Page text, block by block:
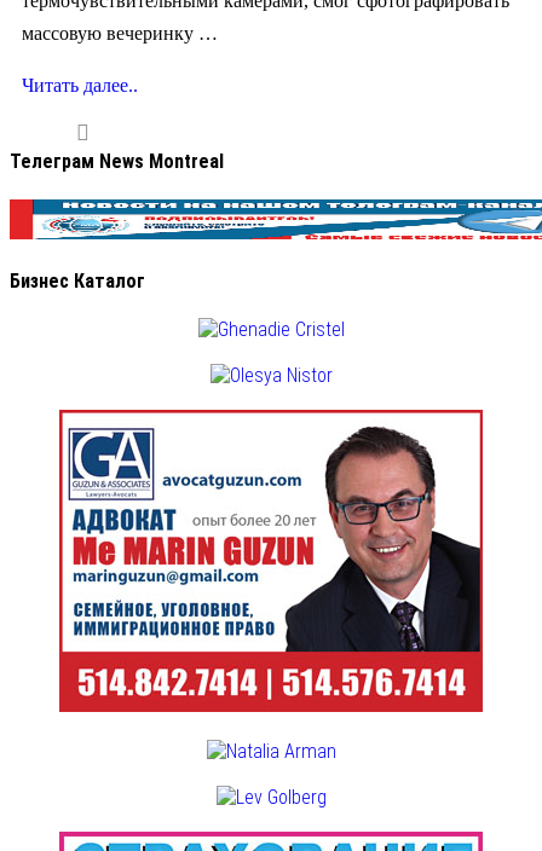
массовую вечеринку …
Читать далее..
Телеграм News Montreal
Бизнес Каталог